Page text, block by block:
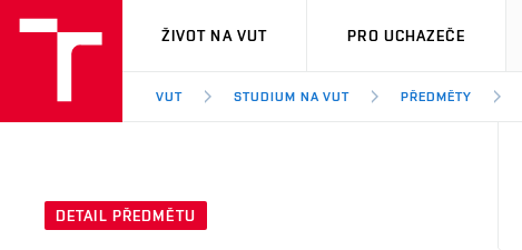
VUT
ŽIVOT NA VUT PRO UCHAZEČE
VUT STUDIUM NA VUT PŘEDMĚTY
DETAIL PŘEDMĚTU